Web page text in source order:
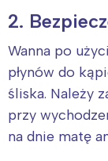
2.
Wanna po
płynów do
śliska. Należy
przy
na dnie matę